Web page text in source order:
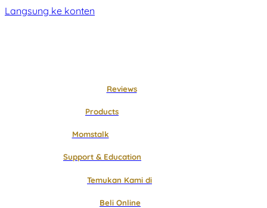
Langsung ke konten
Reviews
Products
Momstalk
Support & Education
Temukan Kami di
Beli Online